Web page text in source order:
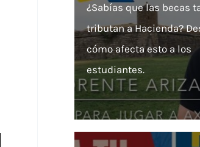
¿Sabías que las becas
tributan a Hacienda?
cómo afecta esto a los
estudiantes.